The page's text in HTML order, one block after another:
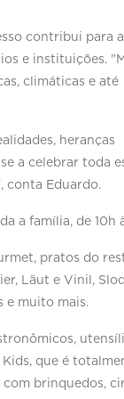
contribui para a
e instituições.
climáticas e até
heranças
a celebrar toda
conta Eduardo.
a família, de 10h
pratos do
Läut e Vinil,
e muito mais.
que é
com brinquedos,